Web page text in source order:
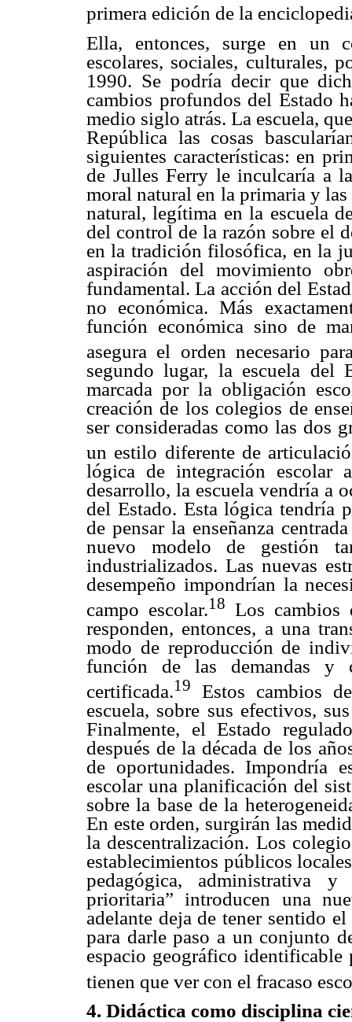
primera edición de la
Ella, entonces, surge en un
escolares, sociales, culturales,
1990. Se podría decir que
cambios profundos del Estado
medio siglo atrás. La escuela,
República las cosas
siguientes características: en
de Julles Ferry le inculcaría a
moral natural en la primaria y
natural, legítima en la escuela
del control de la razón sobre el
en la tradición filosófica, en la
aspiración del movimiento
fundamental. La acción del
no económica. Más
función económica sino de
asegura el orden necesario
segundo lugar, la escuela del
marcada por la obligación
creación de los colegios de
ser consideradas como las dos
un estilo diferente de
lógica de integración escolar
desarrollo, la escuela vendría a
del Estado. Esta lógica tendría
de pensar la enseñanza
nuevo modelo de gestión
industrializados. Las nuevas
desempeño impondrían la
campo escolar.18 Los cambios
responden, entonces, a una
modo de reproducción de
función de las demandas y
certificada.19
Estos cambios
escuela, sobre sus efectivos,
Finalmente, el Estado
después de la década de los
de oportunidades. Impondría
escolar una planificación del
sobre la base de la
En este orden, surgirán las
la descentralización. Los
establecimientos públicos
pedagógica, administrativa
prioritaria” introducen una
adelante deja de tener sentido
para darle paso a un conjunto
espacio geográfico identificable
tienen que ver con el fracaso
4. Didáctica como disciplina